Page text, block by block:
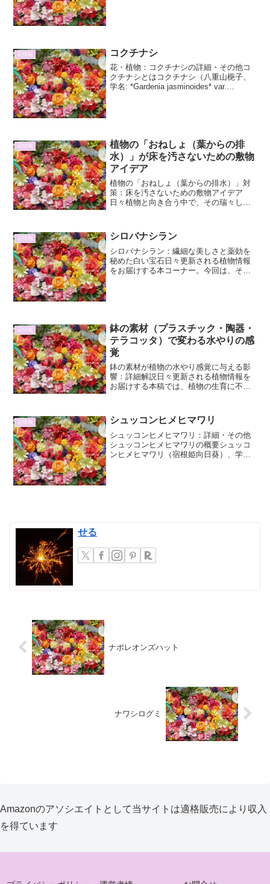
花情報 コクチナシ
花・植物：コクチナシの詳細・その他コ
クチナシとはコクチナシ（八重山梔子、
学名: *Gardenia jasminoides* var.
花情報
植物の「おねしょ（葉からの排
水）」が床を汚さないための敷物
アイデア
植物の「おねしょ（葉からの排水）」対
策：床を汚さないための敷物アイデア
日々植物と向き合う中で、その瑞々しさ
うという悩みを抱える方もいらっしゃる
のではないでしょうか。特に...
花情報 シロバナシラン
シロバナシラン：繊細な美しさと薬効を
秘めた白い宝石日々更新される植物情報
をお届けする本コーナー。今回は、その
花情報
鉢の素材（プラスチック・陶器・
テラコッタ）で変わる水やりの感
覚
鉢の素材が植物の水やり感覚に与える影
響：詳細解説日々更新される植物情報を
お届けする本稿では、植物の生育に不可
します。プラ鉢、陶器鉢、テラコッタ鉢
という代表的な素材ごとに...
花情報 シュッコンヒメヒマワリ
シュッコンヒメヒマワリ：詳細・その他
シュッコンヒメヒマワリの概要シュッコ
ンヒメヒマワリ（宿根姫向日葵）、学名
せる
ナポレオンズハット
ナワシログミ
Amazonのアソシエイトとして当サイトは適格販売により収入
を得ています